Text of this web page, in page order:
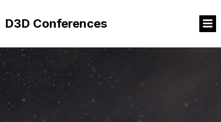
contenu
D3D Conferences